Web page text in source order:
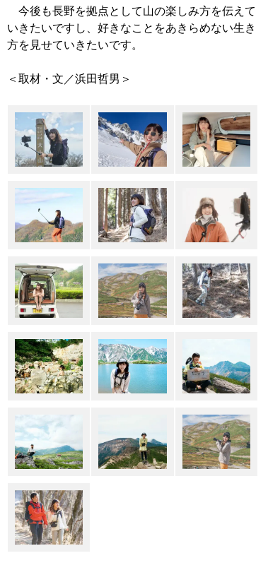
今後も長野を拠点として山の楽しみ方を伝えて
いきたいですし、好きなことをあきらめない生き
方を見せていきたいです。
＜取材・文／浜田哲男＞